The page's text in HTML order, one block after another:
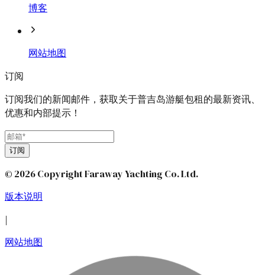
博客
网站地图
订阅
订阅我们的新闻邮件，获取关于普吉岛游艇包租的最新资讯、
优惠和内部提示！
订阅
© 2026 Copyright Faraway Yachting Co. Ltd.
版本说明
|
网站地图